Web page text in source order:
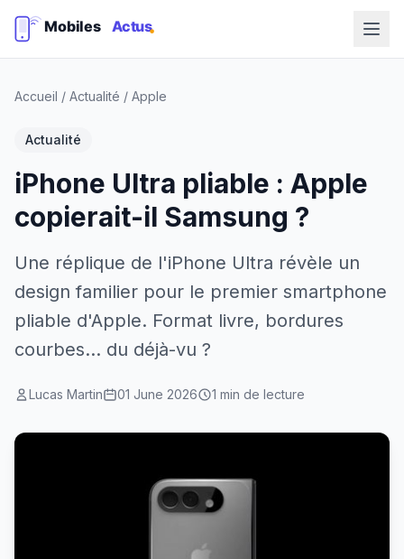
Accueil / Actualité / Apple
Actualité
iPhone Ultra pliable : Apple
copierait-il Samsung ?
Une réplique de l'iPhone Ultra révèle un
design familier pour le premier smartphone
pliable d'Apple. Format livre, bordures
courbes... du déjà-vu ?
Lucas Martin 01 June 2026 1 min de lecture